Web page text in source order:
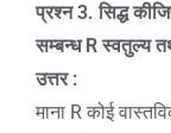
प्रश्न3. सिद्ध
सम्बन्धRस्वतुल्य
उत्तर :
माना R कोई